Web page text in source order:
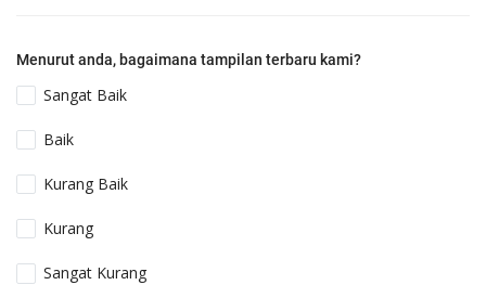
Menurut anda, bagaimana tampilan terbaru kami?
Sangat Baik
Baik
Kurang Baik
Kurang
Sangat Kurang